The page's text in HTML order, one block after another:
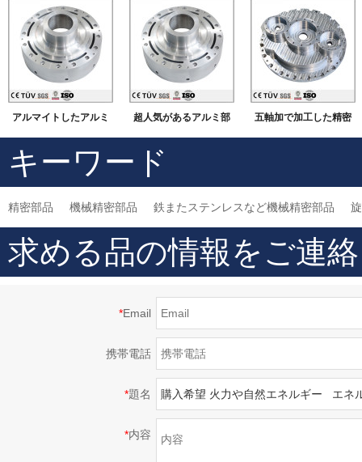
アルマイトしたアルミ
部品
超人気があるアルミ部
品加工
五軸加で加工した精密
部
キーワード
精密部品 機械精密部品 鉄またステンレスなど機械精密部品
求める品の情報をご連
*Email
携帯電話
*題名
*内容